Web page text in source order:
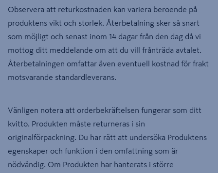
Observera att returkostnaden kan variera beroende på
produktens vikt och storlek. Återbetalning sker så snart
som möjligt och senast inom 14 dagar från den dag då vi
mottog ditt meddelande om att du vill frånträda avtalet.
Återbetalningen omfattar även eventuell kostnad för frakt
motsvarande standardleverans.
Vänligen notera att orderbekräftelsen fungerar som ditt
kvitto. Produkten måste returneras i sin
originalförpackning. Du har rätt att undersöka Produktens
egenskaper och funktion i den omfattning som är
nödvändig. Om Produkten har hanterats i större